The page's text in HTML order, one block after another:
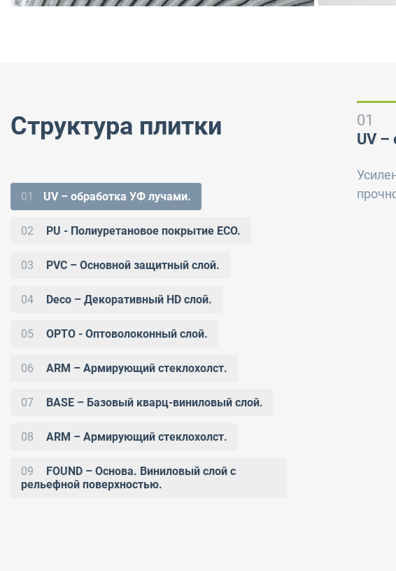
Структура плитки
01 UV – обработка УФ лучами.
02 PU - Полиуретановое покрытие ECO.
03 PVC – Основной защитный слой.
04 Deco – Декоративный HD слой.
05 OPTO - Оптоволоконный слой.
06 ARM – Армирующий стеклохолст.
07 BASE – Базовый кварц-виниловый слой.
08 ARM – Армирующий стеклохолст.
09
FOUND – Основа. Виниловый слой с
рельефной поверхностью.
01
UV –